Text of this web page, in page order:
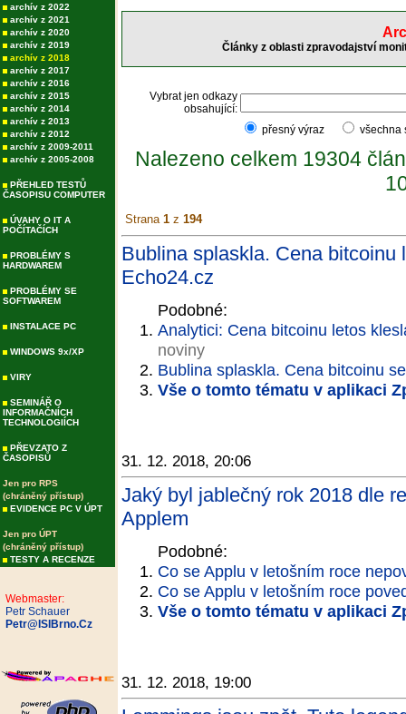
archív z 2022
archív z 2021
archív z 2020
archív z 2019
archív z 2018
archív z 2017
archív z 2016
archív z 2015
archív z 2014
archív z 2013
archív z 2012
archív z 2009-2011
archív z 2005-2008
PŘEHLED TESTŮ
ČASOPISU COMPUTER
ÚVAHY O IT A
POČÍTAČÍCH
PROBLÉMY S
HARDWAREM
PROBLÉMY SE
SOFTWAREM
INSTALACE PC
WINDOWS 9x/XP
VIRY
SEMINÁŘ O
INFORMAČNÍCH
TECHNOLOGIÍCH
PŘEVZATO Z
ČASOPISŮ
Jen pro RPS
(chráněný přístup)
EVIDENCE PC V ÚPT
Jen pro ÚPT
(chráněný přístup)
TESTY A RECENZE
Webmaster:
Petr Schauer
Petr@ISIBrno.Cz
Články z oblasti zpravodajství
Vybrat jen odkazy
obsahující:
přesný výraz
Nalezeno celkem 19304
Strana 1 z 194
Bublina splaskla. Cena bitcoinu
Echo24.cz
Podobné:
Analytici: Cena bitcoinu letos
noviny
Bublina splaskla. Cena bitcoinu
Vše o tomto tématu v aplikaci
31. 12. 2018, 20:06
Jaký byl jablečný rok 2018 dle
Applem
Podobné:
Co se Applu v letošním roce
Co se Applu v letošním roce
Vše o tomto tématu v aplikaci
31. 12. 2018, 19:00